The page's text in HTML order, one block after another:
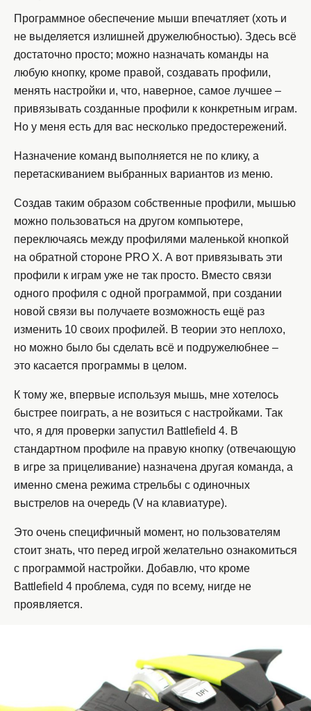
Программное обеспечение мыши впечатляет (хоть и
не выделяется излишней дружелюбностью). Здесь всё
достаточно просто; можно назначать команды на
любую кнопку, кроме правой, создавать профили,
менять настройки и, что, наверное, самое лучшее –
привязывать созданные профили к конкретным играм.
Но у меня есть для вас несколько предостережений.
Назначение команд выполняется не по клику, а
перетаскиванием выбранных вариантов из меню.
Создав таким образом собственные профили, мышью
можно пользоваться на другом компьютере,
переключаясь между профилями маленькой кнопкой
на обратной стороне PRO X. А вот привязывать эти
профили к играм уже не так просто. Вместо связи
одного профиля с одной программой, при создании
новой связи вы получаете возможность ещё раз
изменить 10 своих профилей. В теории это неплохо,
но можно было бы сделать всё и подружелюбнее –
это касается программы в целом.
К тому же, впервые используя мышь, мне хотелось
быстрее поиграть, а не возиться с настройками. Так
что, я для проверки запустил Battlefield 4. В
стандартном профиле на правую кнопку (отвечающую
в игре за прицеливание) назначена другая команда, а
именно смена режима стрельбы с одиночных
выстрелов на очередь (V на клавиатуре).
Это очень специфичный момент, но пользователям
стоит знать, что перед игрой желательно ознакомиться
с программой настройки. Добавлю, что кроме
Battlefield 4 проблема, судя по всему, нигде не
проявляется.